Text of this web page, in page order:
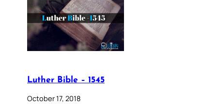
Luther Bible – 1545
October 17, 2018